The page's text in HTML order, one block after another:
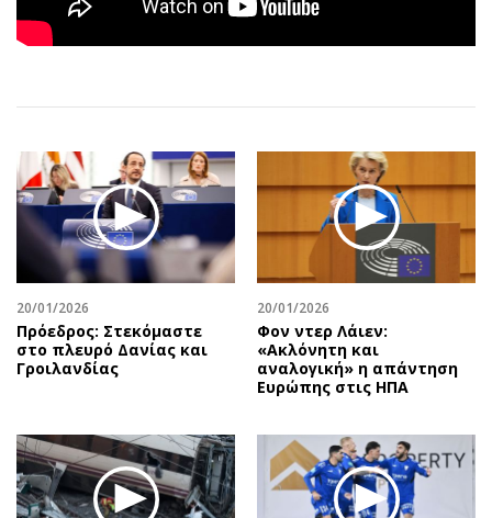
Αθλητισμός
Κύπρος
Κληρώσεις Allwyn
Οικονομική
Οικονομία
Real Estate
Επιχειρήσεις
Αγορές
Money Review
AstroBank Properties
Ενέργεια
Ναυτιλία
Περιβάλλον
Geek
Νέα
Αυτοκίνηση
Αφιερώματα
Πολιτική
Οικονομία
Γενικά
Αναδρομές
Πρόσωπα
Περιβάλλον
Good Life
Γυναίκα
Showbiz
Ταξίδια
20/01/2026
Πρόεδρος: Στεκόμαστε
στο πλευρό Δανίας και
Γροιλανδίας
20/01/2026
Φον ντερ Λάιεν:
«Ακλόνητη και
αναλογική» η απάντηση
Ευρώπης στις ΗΠΑ